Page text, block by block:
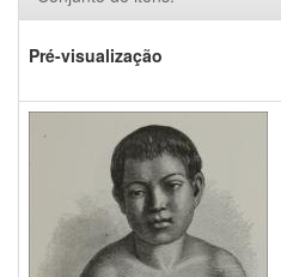
Pré-visualização